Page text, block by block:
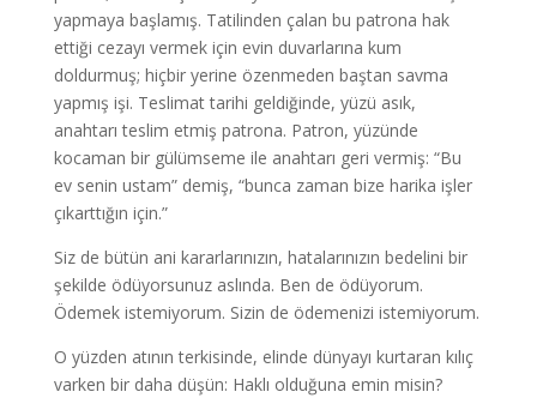
yapmaya başlamış. Tatilinden çalan bu patrona hak
ettiği cezayı vermek için evin duvarlarına kum
doldurmuş; hiçbir yerine özenmeden baştan savma
yapmış işi. Teslimat tarihi geldiğinde, yüzü asık,
anahtarı teslim etmiş patrona. Patron, yüzünde
kocaman bir gülümseme ile anahtarı geri vermiş: “Bu
ev senin ustam” demiş, “bunca zaman bize harika işler
çıkarttığın için.”
Siz de bütün ani kararlarınızın, hatalarınızın bedelini bir
şekilde ödüyorsunuz aslında. Ben de ödüyorum.
Ödemek istemiyorum. Sizin de ödemenizi istemiyorum.
O yüzden atının terkisinde, elinde dünyayı kurtaran kılıç
varken bir daha düşün: Haklı olduğuna emin misin?